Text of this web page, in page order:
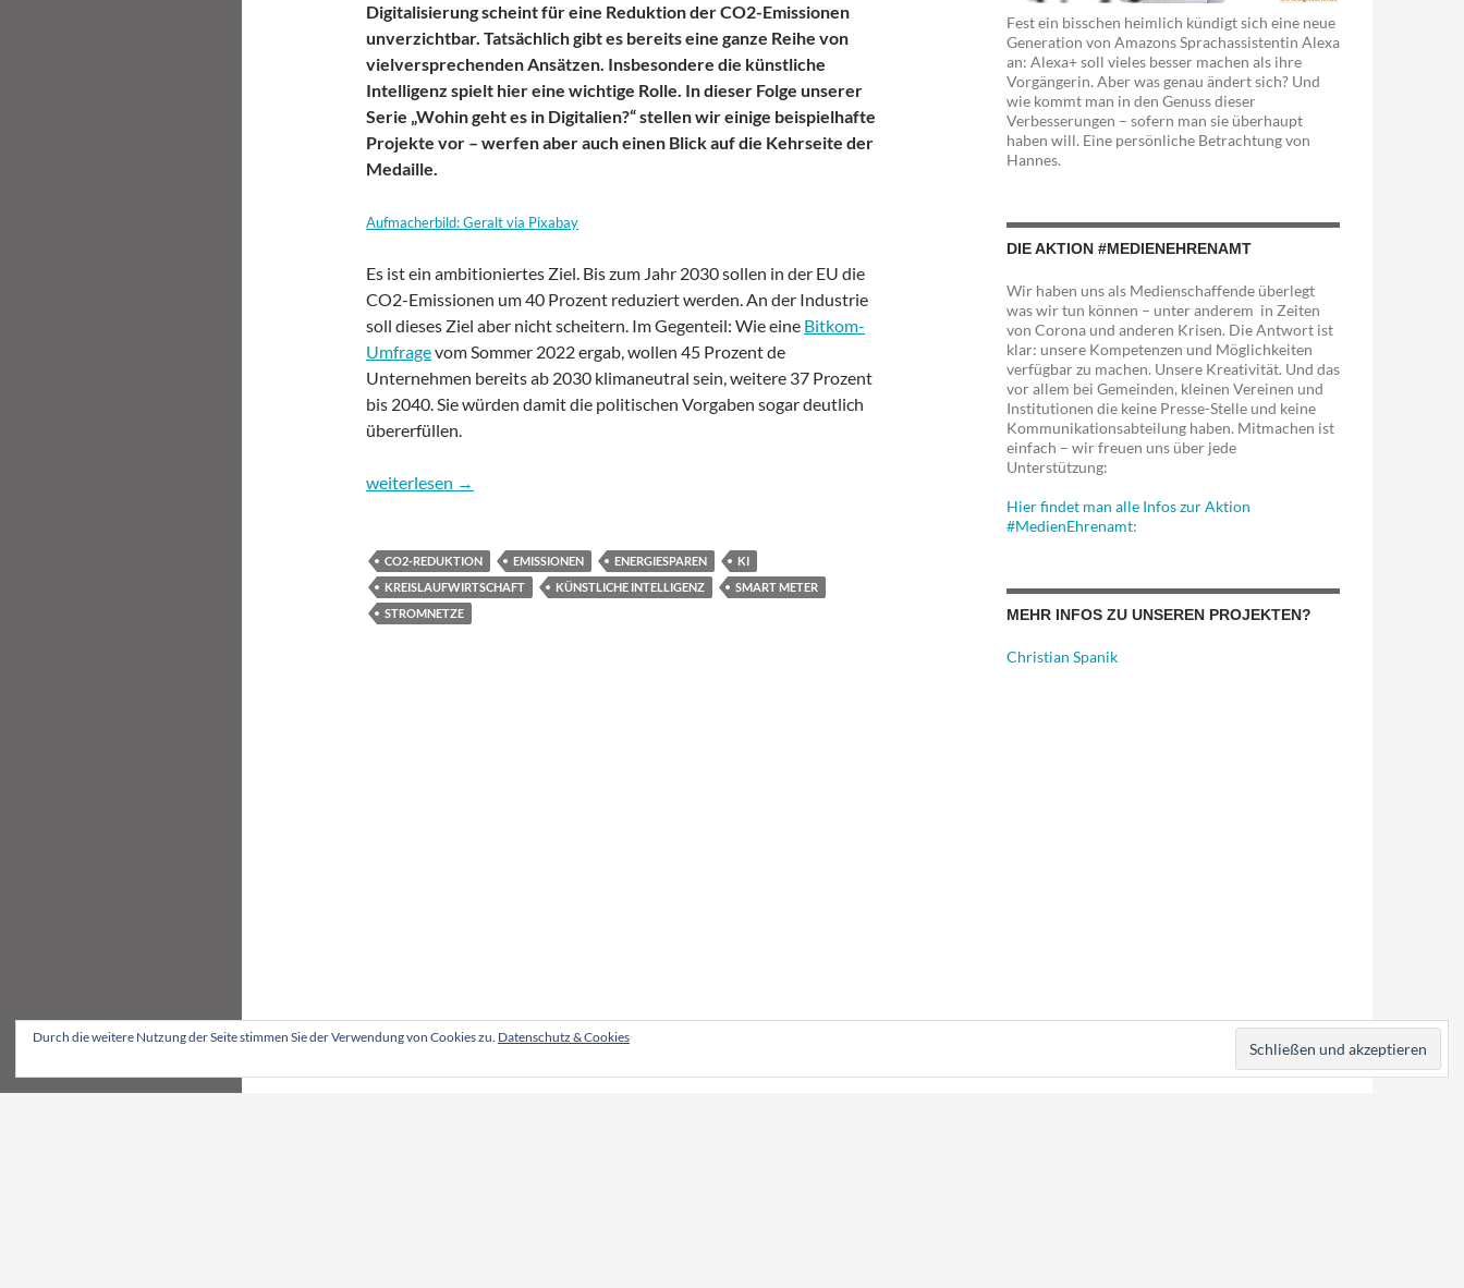
Digitalisierung scheint für eine Reduktion der CO2-Emissionen
unverzichtbar. Tatsächlich gibt es bereits eine ganze Reihe von
vielversprechenden Ansätzen. Insbesondere die künstliche
Intelligenz spielt hier eine wichtige Rolle. In dieser Folge unserer
Serie „Wohin geht es in Digitalien?“ stellen wir einige beispielhafte
Projekte vor – werfen aber auch einen Blick auf die Kehrseite der
Medaille.
Aufmacherbild: Geralt via Pixabay
Es ist ein ambitioniertes Ziel. Bis zum Jahr 2030 sollen in der EU die
CO2-Emissionen um 40 Prozent reduziert werden. An der Industrie
soll dieses Ziel aber nicht scheitern. Im Gegenteil: Wie eine Bitkom-
Umfragevom Sommer 2022 ergab, wollen 45 Prozent de
Unternehmen bereits ab 2030 klimaneutral sein, weitere 37 Prozent
bis 2040. Sie würden damit die politischen Vorgaben sogar deutlich
übererfüllen.
Wohin geht es in Digitalien? Folge 20: Digitalisierung als Anschub für die Energiewende
weiterlesen →
CO2-REDUKTION EMISSIONEN ENERGIESPAREN
KI
KREISLAUFWIRTSCHAFT
KÜNSTLICHE INTELLIGENZ
SMART METER
STROMNETZE
Fest ein bisschen heimlich kündigt sich eine neue
Generation von Amazons Sprachassistentin Alexa
an: Alexa+ soll vieles besser machen als ihre
Vorgängerin. Aber was genau ändert sich? Und
wie kommt man in den Genuss dieser
Verbesserungen – sofern man sie überhaupt
haben will. Eine persönliche Betrachtung von
Hannes.
DIE AKTION #MEDIENEHRENAMT
Wir haben uns als Medienschaffende überlegt
was wir tun können – unter anderem in Zeiten
von Corona und anderen Krisen. Die Antwort ist
klar: unsere Kompetenzen und Möglichkeiten
verfügbar zu machen. Unsere Kreativität. Und das
vor allem bei Gemeinden, kleinen Vereinen und
Institutionen die keine Presse-Stelle und keine
Kommunikationsabteilung haben. Mitmachen ist
einfach – wir freuen uns über jede
Unterstützung:
Hier findet man alle Infos zur Aktion
#MedienEhrenamt:
MEHR INFOS ZU UNSEREN PROJEKTEN?
Christian Spanik
Durch die weitere Nutzung der Seite stimmen Sie der Verwendung von Cookies zu. Datenschutz & Cookies